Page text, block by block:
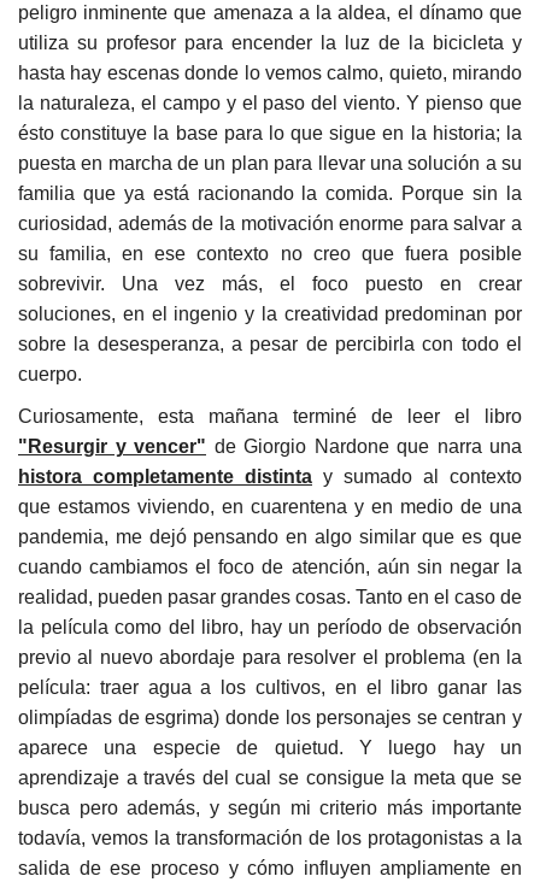
peligro inminente que amenaza a la aldea, el dínamo que
utiliza su profesor para encender la luz de la bicicleta y
hasta hay escenas donde lo vemos calmo, quieto, mirando
la naturaleza, el campo y el paso del viento. Y pienso que
ésto constituye la base para lo que sigue en la historia; la
puesta en marcha de un plan para llevar una solución a su
familia que ya está racionando la comida. Porque sin la
curiosidad, además de la motivación enorme para salvar a
su familia, en ese contexto no creo que fuera posible
sobrevivir. Una vez más, el foco puesto en crear
soluciones, en el ingenio y la creatividad predominan por
sobre la desesperanza, a pesar de percibirla con todo el
cuerpo.
Curiosamente, esta mañana terminé de leer el libro
"Resurgir y vencer" de Giorgio Nardone que narra una
histora completamente distinta y sumado al contexto
que estamos viviendo, en cuarentena y en medio de una
pandemia, me dejó pensando en algo similar que es que
cuando cambiamos el foco de atención, aún sin negar la
realidad, pueden pasar grandes cosas. Tanto en el caso de
la película como del libro, hay un período de observación
previo al nuevo abordaje para resolver el problema (en la
película: traer agua a los cultivos, en el libro ganar las
olimpíadas de esgrima) donde los personajes se centran y
aparece una especie de quietud. Y luego hay un
aprendizaje a través del cual se consigue la meta que se
busca pero además, y según mi criterio más importante
todavía, vemos la transformación de los protagonistas a la
salida de ese proceso y cómo influyen ampliamente en